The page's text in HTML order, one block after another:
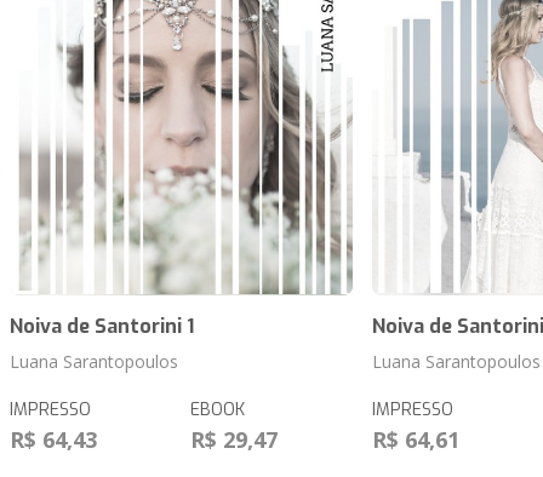
Noiva de Santorini 1
Luana Sarantopoulos
IMPRESSO
R$ 64,43
EBOOK
R$ 29,47
Noiva de
Luana Sarantopoulos
IMPRESSO
R$ 64,61